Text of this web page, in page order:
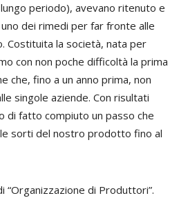
periodo), avevano ritenuto e
dei rimedi per far fronte alle
Costituita la società, nata per
con non poche difficoltà la prima
che, fino a un anno prima, non
singole aziende. Con risultati
di fatto compiuto un passo che
sorti del nostro prodotto fino al
“Organizzazione di Produttori”.